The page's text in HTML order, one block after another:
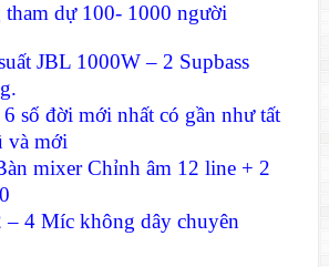
tham dự 100- 1000 người
JBL 1000W – 2 Supbass
số đời mới nhất có gần như tất
và mới
mixer Chỉnh âm 12 line + 2
4 Míc không dây chuyên